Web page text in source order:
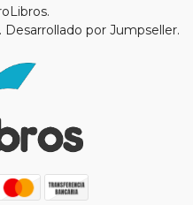
Desarrollado por Jumpseller.